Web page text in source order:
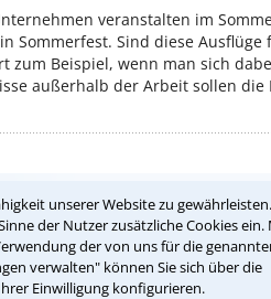
unserer Website zu gewährleisten.
der Nutzer zusätzliche Cookies ein.
der von uns für die
verwalten" können Sie sich über die
Einwilligung konfigurieren.
veranstalten im
Sommerfest. Sind diese Ausflüge
zum Beispiel, wenn man sich
außerhalb der Arbeit sollen